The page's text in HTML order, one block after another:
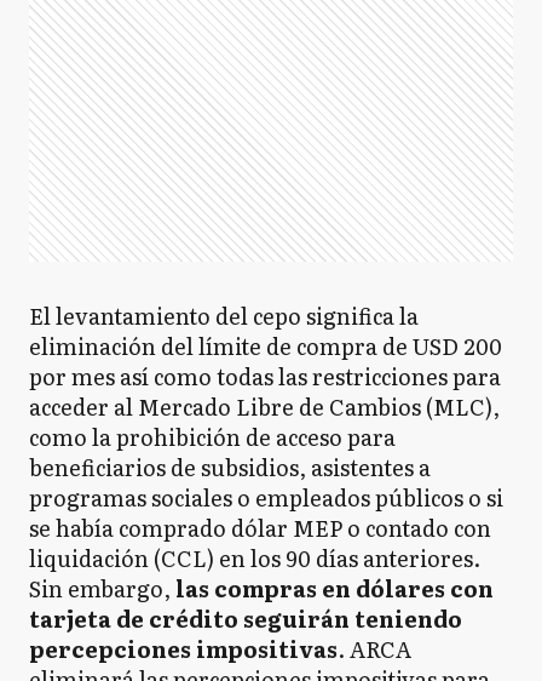
El levantamiento del cepo significa la
eliminación del límite de compra de USD 200
por mes así como todas las restricciones para
acceder al Mercado Libre de Cambios (MLC),
como la prohibición de acceso para
beneficiarios de subsidios, asistentes a
programas sociales o empleados públicos o si
se había comprado dólar MEP o contado con
liquidación (CCL) en los 90 días anteriores.
Sin embargo, las compras en dólares con
tarjeta de crédito seguirán teniendo
percepciones impositivas. ARCA